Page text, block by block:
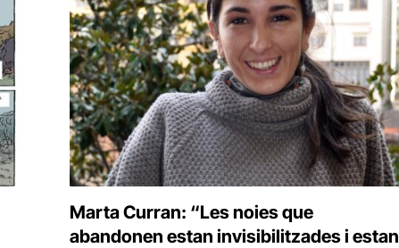
Marta Curran: “Les noies que
abandonen estan invisibilitzades i estan